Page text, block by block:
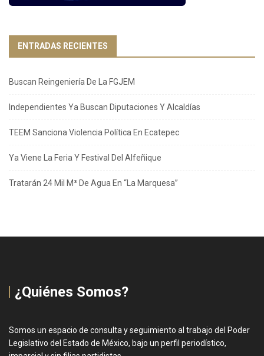
ENTRADAS RECIENTES
Buscan Reingeniería De La FGJEM
Independientes Ya Buscan Diputaciones Y Alcaldías
TEEM Sanciona Violencia Política En Ecatepec
Ya Viene La Feria Y Festival Del Alfeñique
Tratarán 24 Mil M³ De Agua En “La Marquesa”
¿Quiénes Somos?
Somos un espacio de consulta y seguimiento al trabajo del Poder
Legislativo del Estado de México, bajo un perfil periodístico,